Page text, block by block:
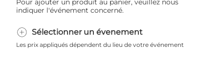
Pour ajouter un produit au panier, veuillez nous
indiquer l'événement concerné.
Sélectionner un évenement
Les prix appliqués dépendent du lieu de votre événement